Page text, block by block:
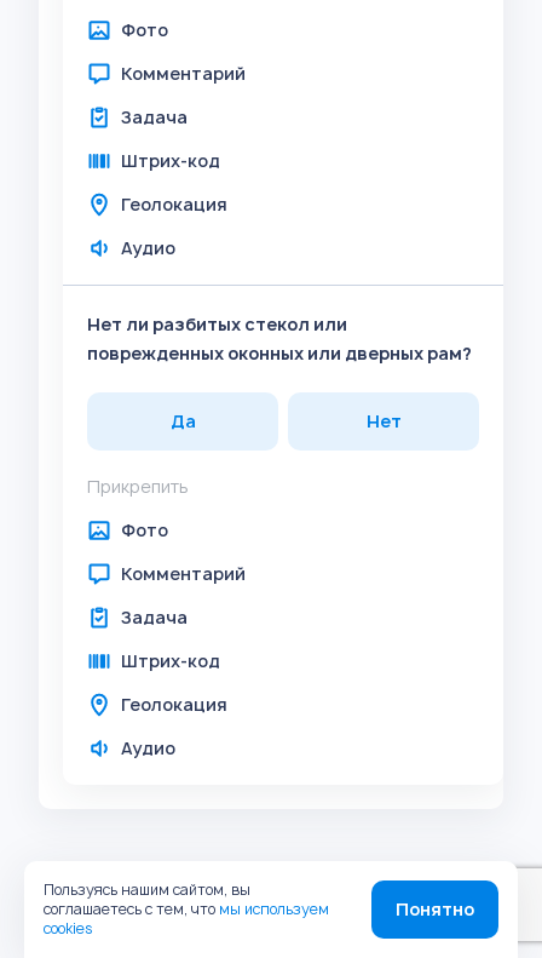
Фото
Комментарий
Задача
Штрих-код
Геолокация
Аудио
Нет ли разбитых стекол или
поврежденных оконных или дверных рам?
Да Нет
Прикрепить
Фото
Комментарий
Задача
Штрих-код
Геолокация
Аудио
Пользуясь нашим сайтом, вы
соглашаетесь с тем, что мы используем
cookies
Понятно